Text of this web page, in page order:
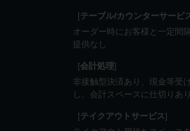
[テーブル/カウンターサービ
オーダー時にお客様と一定間
提供なし
[会計処理]
非接触型決済あり
現金等受
し
会計スペースに仕切りあり
[テイクアウトサービス]